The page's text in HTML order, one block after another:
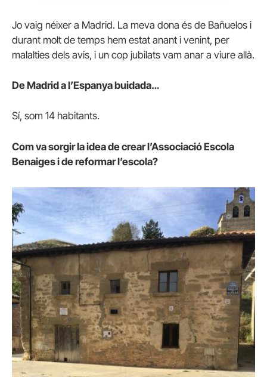
Jo vaig néixer a Madrid. La meva dona és de Bañuelos i
durant molt de temps hem estat anant i venint, per
malalties dels avis, i un cop jubilats vam anar a viure allà.
De Madrid a l’Espanya buidada…
Sí, som 14 habitants.
Com va sorgir la idea de crear l’Associació Escola
Benaiges i de reformar l’escola?